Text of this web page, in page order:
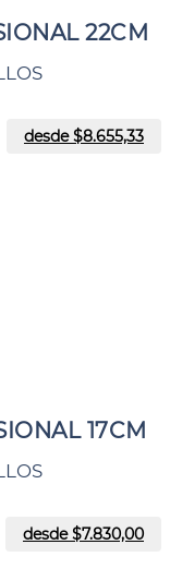
22CM
desde $8.655,33
17CM
desde $7.830,00